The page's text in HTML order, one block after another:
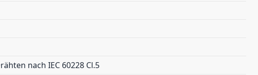
nach IEC 60228 Cl.5